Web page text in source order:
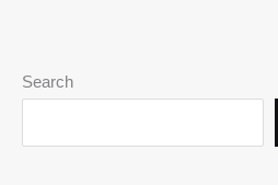
সহিংসতা
বিদেশি
Search